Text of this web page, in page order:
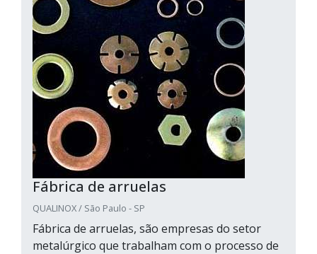
Fábrica de arruelas
QUALINOX / São Paulo - SP
Fábrica de arruelas, são empresas do setor
metalúrgico que trabalham com o processo de